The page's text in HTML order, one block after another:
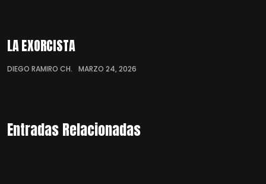
LA EXORCISTA
DIEGO RAMIRO CH. MARZO 24, 2026
Entradas Relacionadas